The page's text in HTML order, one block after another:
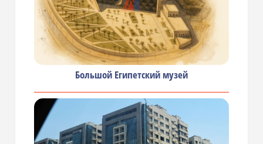
Большой Египетский музей